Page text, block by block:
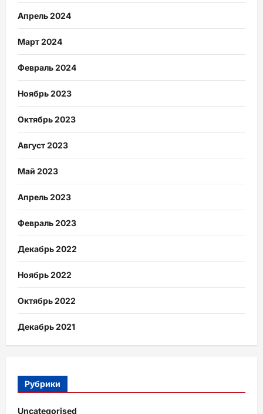
Апрель 2024
Март 2024
Февраль 2024
Ноябрь 2023
Октябрь 2023
Август 2023
Май 2023
Апрель 2023
Февраль 2023
Декабрь 2022
Ноябрь 2022
Октябрь 2022
Декабрь 2021
Рубрики
Uncategorised